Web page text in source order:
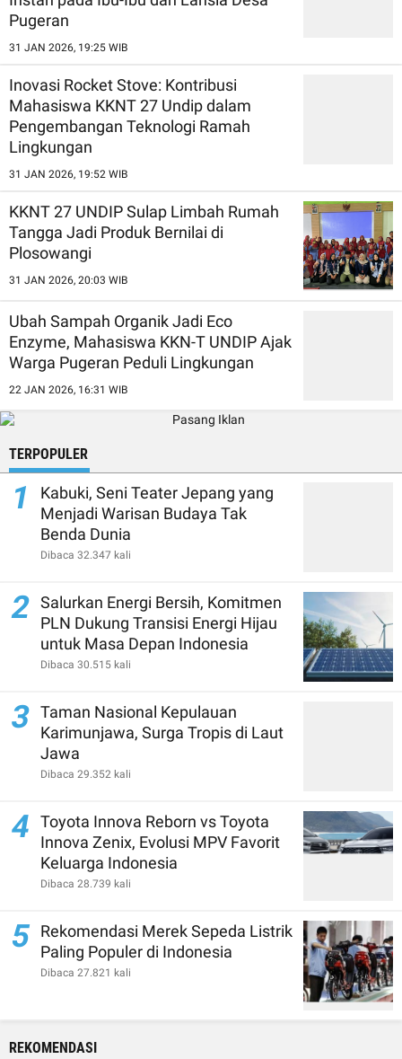
Pugeran
31 JAN 2026, 19:25 WIB
Inovasi Rocket Stove: Kontribusi
Mahasiswa KKNT 27 Undip dalam
Pengembangan Teknologi Ramah
Lingkungan
31 JAN 2026, 19:52 WIB
KKNT 27 UNDIP Sulap Limbah Rumah
Tangga Jadi Produk Bernilai di
Plosowangi
31 JAN 2026, 20:03 WIB
Ubah Sampah Organik Jadi Eco
Enzyme, Mahasiswa KKN-T UNDIP Ajak
Warga Pugeran Peduli Lingkungan
22 JAN 2026, 16:31 WIB
TERPOPULER
1
Kabuki, Seni Teater Jepang yang
Menjadi Warisan Budaya Tak
Benda Dunia
Dibaca 32.347 kali
2 Salurkan Energi Bersih, Komitmen
PLN Dukung Transisi Energi Hijau
untuk Masa Depan Indonesia
Dibaca 30.515 kali
3 Taman Nasional Kepulauan
Karimunjawa, Surga Tropis di Laut
Jawa
Dibaca 29.352 kali
4
Toyota Innova Reborn vs Toyota
Innova Zenix, Evolusi MPV Favorit
Keluarga Indonesia
Dibaca 28.739 kali
5 Rekomendasi Merek Sepeda Listrik
Paling Populer di Indonesia
Dibaca 27.821 kali
REKOMENDASI